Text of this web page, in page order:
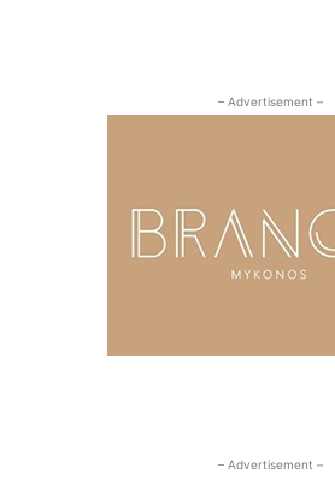
– Advertisement –
– Advertisement –